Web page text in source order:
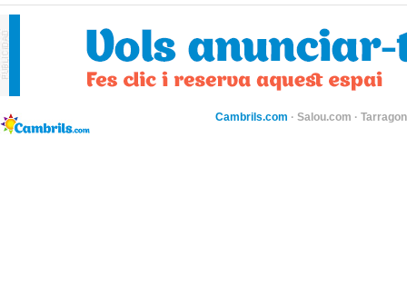
Cambrils.com · Salou.com ·